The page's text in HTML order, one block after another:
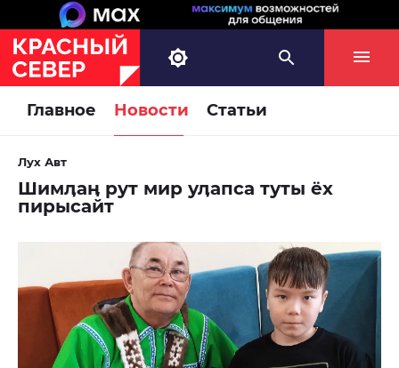
Главное Новости Статьи
Лух Авт
Шимӆаӊ рут мир уӆапса туты ёх
пирысайт